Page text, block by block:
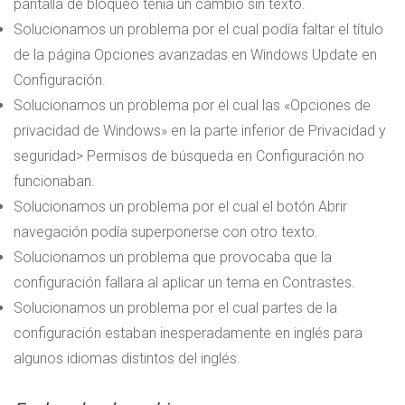
pantalla de bloqueo tenía un cambio sin texto.
Solucionamos un problema por el cual podía faltar el título
de la página Opciones avanzadas en Windows Update en
Configuración.
Solucionamos un problema por el cual las «Opciones de
privacidad de Windows» en la parte inferior de Privacidad y
seguridad> Permisos de búsqueda en Configuración no
funcionaban.
Solucionamos un problema por el cual el botón Abrir
navegación podía superponerse con otro texto.
Solucionamos un problema que provocaba que la
configuración fallara al aplicar un tema en Contrastes.
Solucionamos un problema por el cual partes de la
configuración estaban inesperadamente en inglés para
algunos idiomas distintos del inglés.